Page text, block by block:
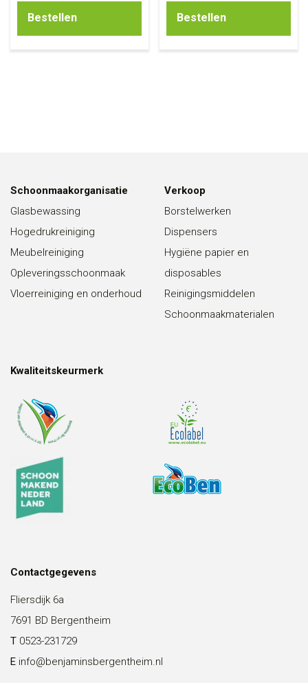
Bestellen Bestellen
Schoonmaakorganisatie
Glasbewassing
Hogedrukreiniging
Meubelreiniging
Opleveringsschoonmaak
Vloerreiniging en onderhoud
Verkoop
Borstelwerken
Dispensers
Hygiëne papier en
disposables
Reinigingsmiddelen
Schoonmaakmaterialen
Kwaliteitskeurmerk
Contactgegevens
Fliersdijk 6a
7691 BD Bergentheim
T 0523-231729
E info@benjaminsbergentheim.nl